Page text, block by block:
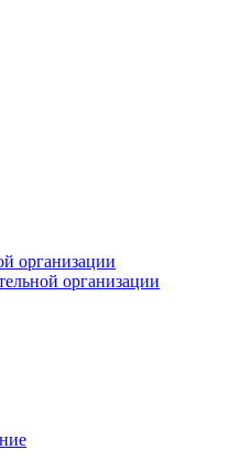
организации
организации